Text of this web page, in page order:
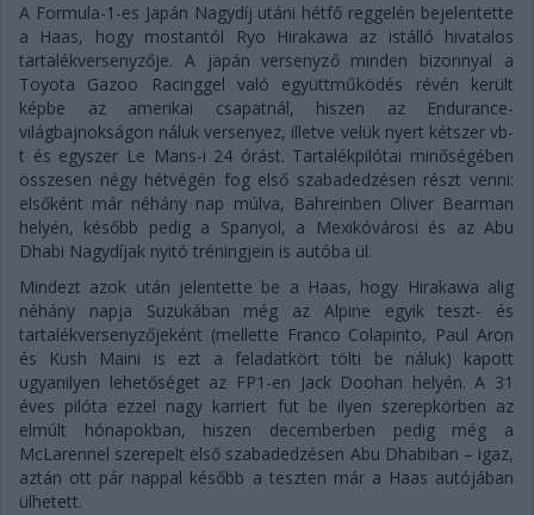
A Formula-1-es Japán Nagydíj utáni hétfő reggelén bejelentette
a Haas, hogy mostantól Ryo Hirakawa az istálló hivatalos
tartalékversenyzője. A japán versenyző minden bizonnyal a
Toyota Gazoo Racinggel való együttműködés révén került
képbe az amerikai csapatnál, hiszen az Endurance-
világbajnokságon náluk versenyez, illetve velük nyert kétszer vb-
t és egyszer Le Mans-i 24 órást. Tartalékpilótai minőségében
összesen négy hétvégén fog első szabadedzésen részt venni:
elsőként már néhány nap múlva, Bahreinben Oliver Bearman
helyén, később pedig a Spanyol, a Mexikóvárosi és az Abu
Dhabi Nagydíjak nyitó tréningjein is autóba ül.
Mindezt azok után jelentette be a Haas, hogy Hirakawa alig
néhány napja Suzukában még az Alpine egyik teszt- és
tartalékversenyzőjeként (mellette Franco Colapinto, Paul Aron
és Kush Maini is ezt a feladatkört tölti be náluk) kapott
ugyanilyen lehetőséget az FP1-en Jack Doohan helyén. A 31
éves pilóta ezzel nagy karriert fut be ilyen szerepkörben az
elmúlt hónapokban, hiszen decemberben pedig még a
McLarennel szerepelt első szabadedzésen Abu Dhabiban – igaz,
aztán ott pár nappal később a teszten már a Haas autójában
ülhetett.